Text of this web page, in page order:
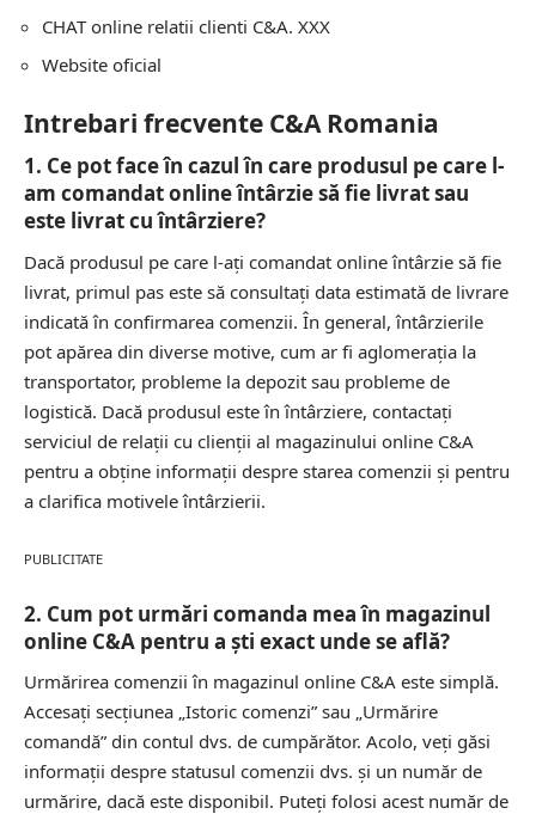
CHAT online relatii clienti C&A. XXX
Website oficial
Intrebari frecvente C&A Romania
1. Ce pot face în cazul în care produsul pe care l-
am comandat online întârzie să fie livrat sau
este livrat cu întârziere?
Dacă produsul pe care l-ați comandat online întârzie să fie
livrat, primul pas este să consultați data estimată de livrare
indicată în confirmarea comenzii. În general, întârzierile
pot apărea din diverse motive, cum ar fi aglomerația la
transportator, probleme la depozit sau probleme de
logistică. Dacă produsul este în întârziere, contactați
serviciul de relații cu clienții al magazinului online C&A
pentru a obține informații despre starea comenzii și pentru
a clarifica motivele întârzierii.
PUBLICITATE
2. Cum pot urmări comanda mea în magazinul
online C&A pentru a ști exact unde se află?
Urmărirea comenzii în magazinul online C&A este simplă.
Accesați secțiunea „Istoric comenzi” sau „Urmărire
comandă” din contul dvs. de cumpărător. Acolo, veți găsi
informații despre statusul comenzii dvs. și un număr de
urmărire, dacă este disponibil. Puteți folosi acest număr de